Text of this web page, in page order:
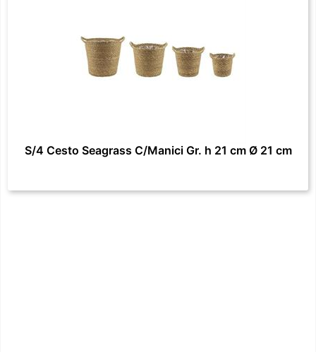
S/4 Cesto Seagrass C/Manici Gr. h 21 cm Ø 21 cm